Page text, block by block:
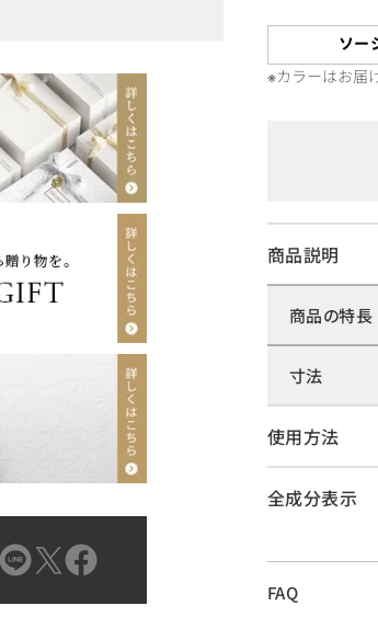
ソー
※カラーはお届
商品説明
商品の特長
寸法
使用方法
全成分表示
FAQ